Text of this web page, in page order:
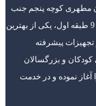
مطهری کوچه پنجم جنب
داروخانه دکتر حاتمی (روبروی ساختمان پزشکان پاستور) پلاک 9 طبقه اول، یکی از بهترین
پیشرفته
و بزرگسالان
از سال 1389 فعالیت خود را آغاز نموده و در خدمت